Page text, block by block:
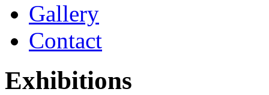
Gallery
Contact
Exhibitions